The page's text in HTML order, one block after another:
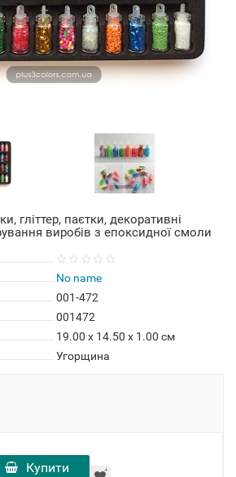
гліттер, паєтки, декоративні
виробів з епоксидної смоли
No name
001-472
001472
19.00 x 14.50 x 1.00 см
Угорщина
Купити